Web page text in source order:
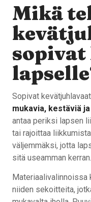
Mikä
sopivat
Sopivat
mukavia, kestäviä
antaa periksi lapsen
tai rajoittaa
väljemmäksi, jotta
sitä useamman kerran.
Materiaalivalinnoissa
niiden sekoitteita,